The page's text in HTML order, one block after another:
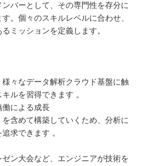
バーとして、その専門性を存分に
。個々のスキルレベルに合わせ、
ミッションを定義します。
々なデータ解析クラウド基盤に触
ルを習得できます 。
働による成長
含めて構築していくため、分析に
求できます 。
ン大会など、エンジニアが技術を